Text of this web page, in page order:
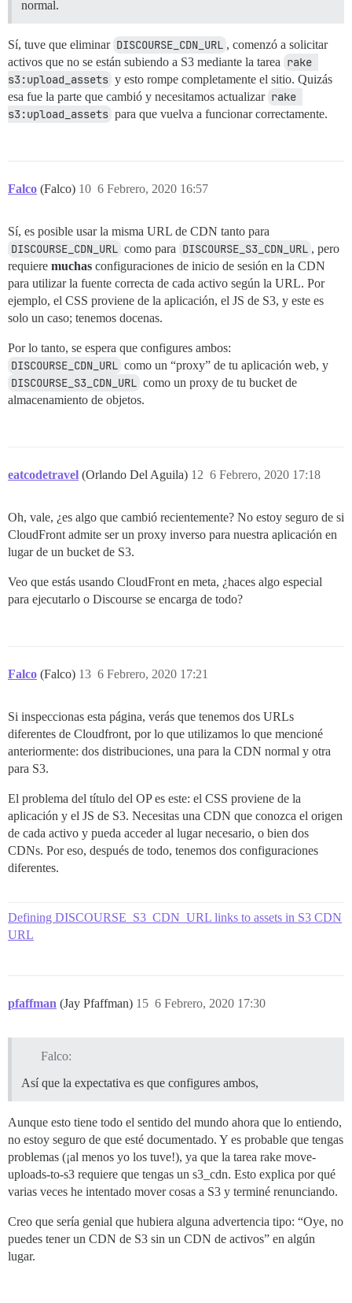
normal.
Sí, tuve que eliminar DISCOURSE_CDN_URL , comenzó a solicitar
activos que no se están subiendo a S3 mediante la tarea rake
s3:upload_assets y esto rompe completamente el sitio. Quizás
esa fue la parte que cambió y necesitamos actualizar rake
s3:upload_assets para que vuelva a funcionar correctamente.
Falco (Falco) 6 Febrero, 2020 16:57
10
Sí, es posible usar la misma URL de CDN tanto para
DISCOURSE_CDN_URL como para DISCOURSE_S3_CDN_URL , pero
requiere muchas configuraciones de inicio de sesión en la CDN
para utilizar la fuente correcta de cada activo según la URL. Por
ejemplo, el CSS proviene de la aplicación, el JS de S3, y este es
solo un caso; tenemos docenas.
Por lo tanto, se espera que configures ambos:
DISCOURSE_CDN_URL como un “proxy” de tu aplicación web, y
DISCOURSE_S3_CDN_URL como un proxy de tu bucket de
almacenamiento de objetos.
eatcodetravel (Orlando Del Aguila) 6 Febrero, 2020 17:18
12
Oh, vale, ¿es algo que cambió recientemente? No estoy seguro de si
CloudFront admite ser un proxy inverso para nuestra aplicación en
lugar de un bucket de S3.
Veo que estás usando CloudFront en meta, ¿haces algo especial
para ejecutarlo o Discourse se encarga de todo?
Falco (Falco) 6 Febrero, 2020 17:21
13
Si inspeccionas esta página, verás que tenemos dos URLs
diferentes de Cloudfront, por lo que utilizamos lo que mencioné
anteriormente: dos distribuciones, una para la CDN normal y otra
para S3.
El problema del título del OP es este: el CSS proviene de la
aplicación y el JS de S3. Necesitas una CDN que conozca el origen
de cada activo y pueda acceder al lugar necesario, o bien dos
CDNs. Por eso, después de todo, tenemos dos configuraciones
diferentes.
Defining DISCOURSE_S3_CDN_URL links to assets in S3 CDN
URL
pfaffman (Jay Pfaffman) 6 Febrero, 2020 17:30
15
Falco:
Así que la expectativa es que configures ambos,
Aunque esto tiene todo el sentido del mundo ahora que lo entiendo,
no estoy seguro de que esté documentado. Y es probable que tengas
problemas (¡al menos yo los tuve!), ya que la tarea rake move-
uploads-to-s3 requiere que tengas un s3_cdn. Esto explica por qué
varias veces he intentado mover cosas a S3 y terminé renunciando.
Creo que sería genial que hubiera alguna advertencia tipo: “Oye, no
puedes tener un CDN de S3 sin un CDN de activos” en algún
lugar.